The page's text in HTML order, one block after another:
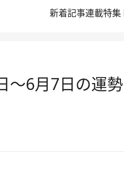
新着記事連載特集
～6月7日の運勢